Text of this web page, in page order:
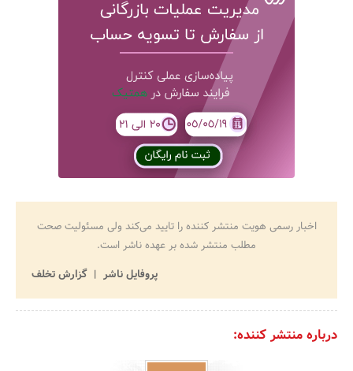
اخبار رسمی هویت منتشر کننده را تایید می‌کند ولی مسئولیت صحت
مطلب منتشر شده بر عهده ناشر است.
پروفایل ناشر
گزارش تخلف
درباره منتشر کننده: